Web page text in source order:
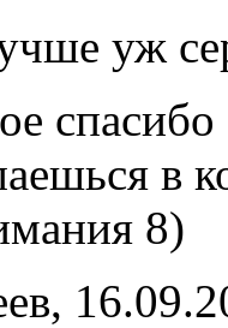
уж
спасибо
8)